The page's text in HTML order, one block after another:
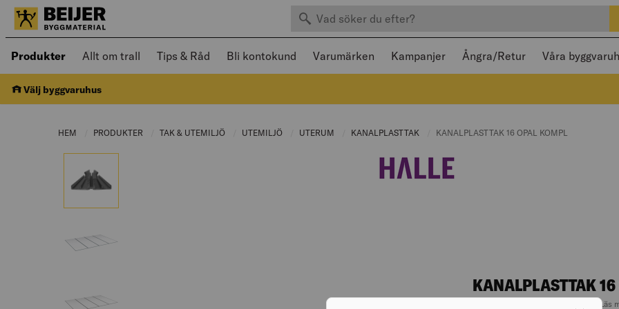
Sök efter produkter
Produkter Öppnad meny kan navigeras med piltangenter och stängas med Escape
Allt om trall Tips & Råd Bli kontokund Varumärken Kampanjer Ångra/Retur Våra
Välj byggvaruhus
HEM PRODUKTER CURRENT PAGE:
TAK & UTEMILJÖ CURRENT PAGE:
UTEMILJÖ CURRENT PAGE:
UTERUM CURRENT PAGE:
KANALPLASTTAK CURRENT PAGE:
CURRENT PAGE:
KANALPLASTTAK 16 OPAL KOMPL
KANALPLASTTAK
Läs